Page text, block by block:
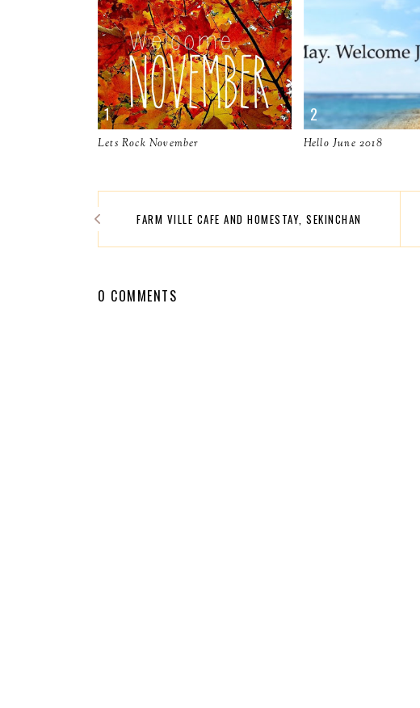
Lets Rock November Hello June 2018
FARM VILLE CAFE AND HOMESTAY, SEKINCHAN
0 COMMENTS